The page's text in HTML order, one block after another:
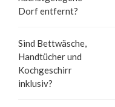
Dorf entfernt?
Sind Bettwäsche,
Handtücher und
Kochgeschirr
inklusiv?